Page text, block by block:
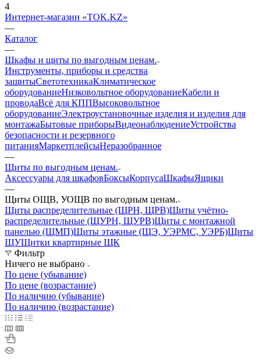
4
Интернет-магазин «TOK.KZ»
—
Каталог
—
Шкафы и щиты по выгодным ценам.
Инструменты, приборы и средства
защитыСветотехникаКлиматическое
оборудованиеНизковольтное оборудованиеКабели и
проводаВсё для КППВысоковольтное
оборудованиеЭлектроустановочные изделия и изделия для
монтажаБытовые приборыВидеонаблюдениеУстройства
безопасности и резервного
питанияМаркетплейсыНеразобранное
—
Щиты по выгодным ценам.
Аксессуары для шкафовБоксыКорпусаШкафыЯщики
—
Щиты ОЩВ, УОЩВ по выгодным ценам.
Щиты распределительные (ЩРН, ЩРВ)Щиты учётно-
распределительные (ЩУРН, ЩУРВ)Щиты с монтажной
панелью (ЩМП)Щиты этажные (ЩЭ, УЭРМС, УЭРБ)Щиты
ЩУЩитки квартирные ЩК
Фильтр
Ничего не выбрано
По цене (убывание)
По цене (возрастание)
По наличию (убывание)
По наличию (возрастание)